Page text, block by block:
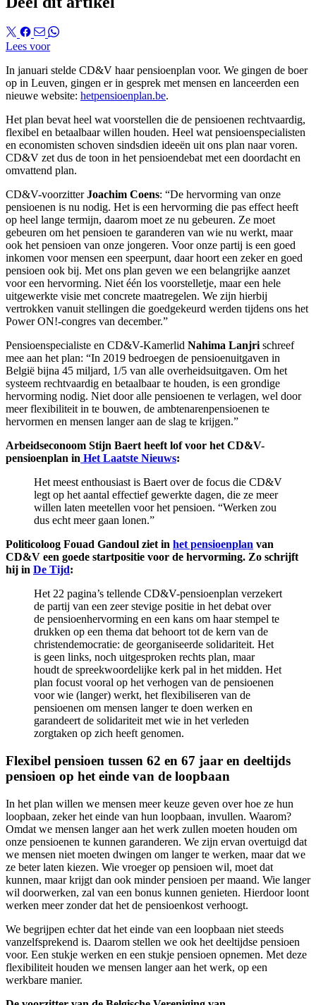
Lees voor
In januari stelde CD&V haar pensioenplan voor. We gingen de boer
op in Leuven, gingen er in gesprek met mensen en lanceerden een
nieuwe website: hetpensioenplan.be.
Het plan bevat heel wat voorstellen die de pensioenen rechtvaardig,
flexibel en betaalbaar willen houden. Heel wat pensioenspecialisten
en economisten schoven sindsdien ideeën uit ons plan naar voren.
CD&V zet dus de toon in het pensioendebat met een doordacht en
omvattend plan.
CD&V-voorzitter Joachim Coens: “De hervorming van onze
pensioenen is nu nodig. Het is een hervorming die pas effect heeft
op heel lange termijn, daarom moet ze nu gebeuren. Ze moet
gebeuren om het pensioen te garanderen van wie nu werkt, maar
ook het pensioen van onze jongeren. Voor onze partij is een goed
inkomen voor mensen een speerpunt, daar hoort een zeker en goed
pensioen ook bij. Met ons plan geven we een belangrijke aanzet
voor een hervorming. Niet één los voorstelletje, maar een hele
uitgewerkte visie met concrete maatregelen. We zijn hierbij
vertrokken vanuit stellingen die goedgekeurd werden tijdens ons het
Power ON!-congres van december.”
Pensioenspecialiste en CD&V-Kamerlid Nahima Lanjri schreef
mee aan het plan: “In 2019 bedroegen de pensioenuitgaven in
België bijna 45 miljard, 1/5 van alle overheidsuitgaven. Om het
systeem rechtvaardig en betaalbaar te houden, is een grondige
hervorming nodig. Niet door alle pensioenen te verlagen, wel door
meer flexibiliteit in te bouwen, de ambtenarenpensioenen te
hervormen en mensen langer aan de slag te krijgen.”
Arbeidseconoom Stijn Baert heeft lof voor het CD&V-
pensioenplan in Het Laatste Nieuws:
Het meest enthousiast is Baert over de focus die CD&V
legt op het aantal effectief gewerkte dagen, die ze meer
willen laten meetellen voor het pensioen. “Werken zou
dus echt meer gaan lonen.”
Politicoloog Fouad Gandoul ziet in het pensioenplan van
CD&V een goede startpositie voor de hervorming. Zo schrijft
hij in De Tijd:
Het 22 pagina’s tellende CD&V-pensioenplan verzekert
de partij van een zeer stevige positie in het debat over
de pensioenhervorming en een kans om haar stempel te
drukken op een thema dat behoort tot de kern van de
christendemocratie: de georganiseerde solidariteit. Het
is geen links, noch uitgesproken rechts plan, maar
houdt de spreekwoordelijke kerk pal in het midden. Het
plan focust vooral op het verhogen van de pensioenen
voor wie (langer) werkt, het flexibiliseren van de
pensioenen om mensen langer te doen werken en
garandeert de solidariteit met wie in het verleden
zorgtaken op zich heeft genomen.
Flexibel pensioen tussen 62 en 67 jaar en deeltijds
pensioen op het einde van de loopbaan
In het plan willen we mensen meer keuze geven over hoe ze hun
loopbaan, zeker het einde van hun loopbaan, invullen. Waarom?
Omdat we mensen langer aan het werk zullen moeten houden om
onze pensioenen te kunnen garanderen. We zijn ervan overtuigd dat
we mensen niet moeten dwingen om langer te werken, maar dat we
ze beter laten kiezen. Wie vroeger op pensioen wil, moet dat
kunnen, maar krijgt dan ook minder pensioen per maand. Wie langer
wil doorwerken, zal van een bonus kunnen genieten. Hierdoor loont
werken meer zonder dat het de pensioenkost verhoogt.
We begrijpen echter dat het einde van een loopbaan niet steeds
vanzelfsprekend is. Daarom stellen we ook het deeltijdse pensioen
voor. Een stukje werken en een stukje pensioen opnemen. Met deze
flexibiliteit houden we mensen langer aan het werk, op een
werkbare manier.